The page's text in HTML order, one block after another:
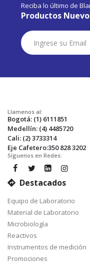
Reciba lo último de
Productos
Suscríbase
a
Nuestro
Llamenos al:
Bogotá: (1) 6111851
Medellín: (4) 4485720
Cali: (2) 3733314
Eje Cafetero:350 828 3202
Síguenos en Redes:
Destacados
Equipo de Laboratorio
Material de Laboratorio
Microbiología
Reactivos
Instrumentos de medición
Promociones